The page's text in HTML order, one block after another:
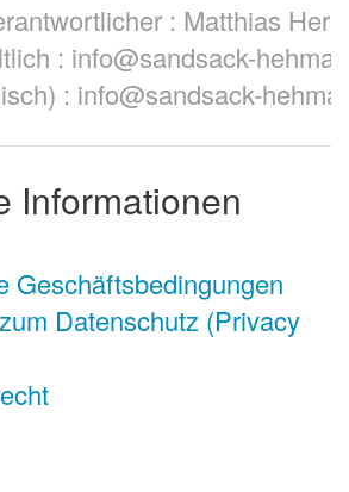
: Matthias
: info@sandsack-
: info@sandsack-
Informationen
Geschäftsbedingungen
Datenschutz (Privacy